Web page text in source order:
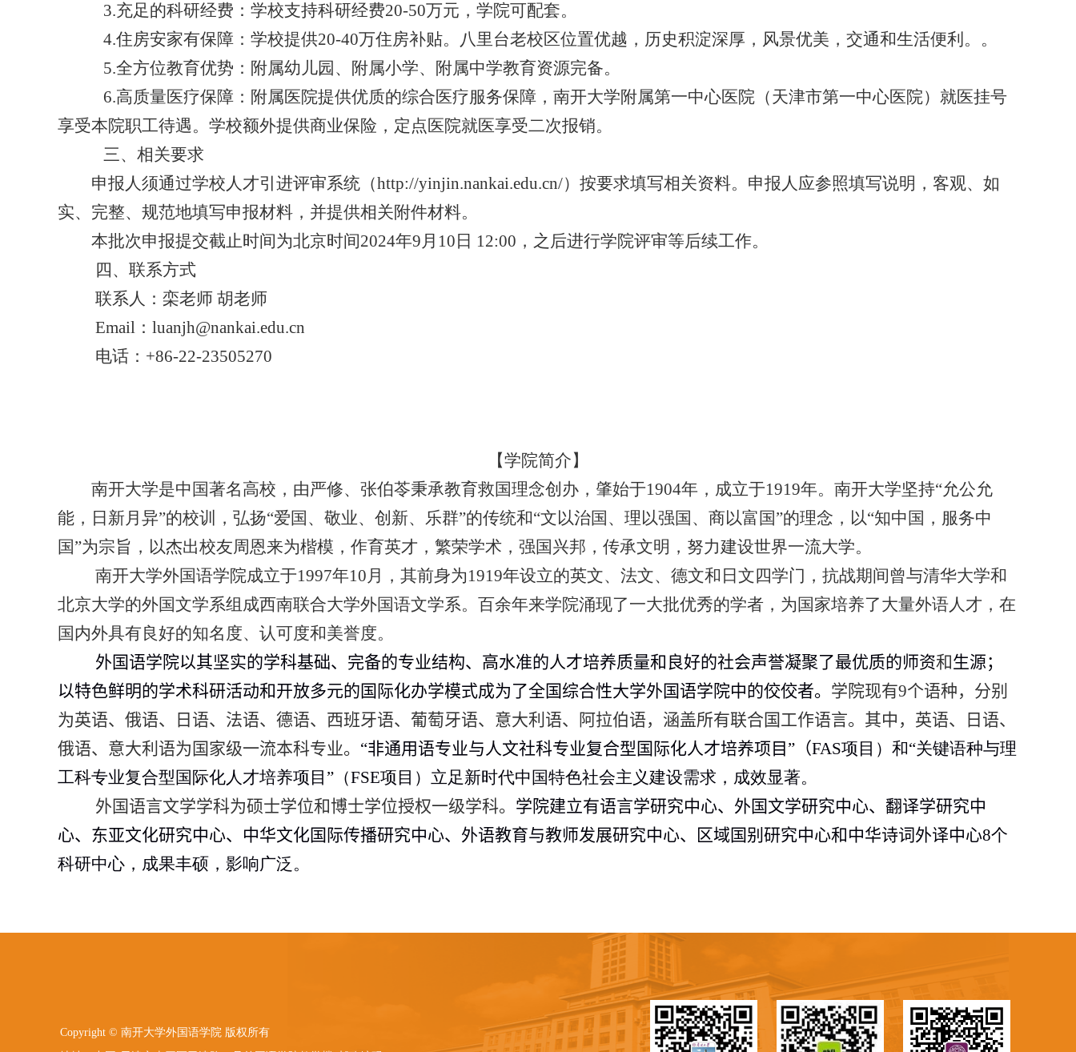
3.充足的科研经费：学校支持科研经费20-50万元，学院可配套。
4.住房安家有保障：学校提供20-40万住房补贴。八里台老校区位置优越，历史积淀深厚，风景优美，交通和生活便利。。
5.全方位教育优势：附属幼儿园、附属小学、附属中学教育资源完备。
6.高质量医疗保障：附属医院提供优质的综合医疗服务保障，南开大学附属第一中心医院（天津市第一中心医院）就医挂号
享受本院职工待遇。学校额外提供商业保险，定点医院就医享受二次报销。
三、相关要求
申报人须通过学校人才引进评审系统（http://yinjin.nankai.edu.cn/）按要求填写相关资料。申报人应参照填写说明，客观、如
实、完整、规范地填写申报材料，并提供相关附件材料。
本批次申报提交截止时间为北京时间2024年9月 10 日 12:00 ，之后进行学院评审等后续工作。
四、联系方式
联系人：栾老师 胡老师
Email ：luanjh@nankai.edu.cn
电话： +86-22-23505270
【学院简介】
南开大学是中国著名高校，由严修、张伯苓秉承教育救国理念创办，肇始于1904年，成立于1919年。南开大学坚持“允公允
能，日新月异”的校训，弘扬“爱国、敬业、创新、乐群”的传统和“文以治国、理以强国、商以富国”的理念，以“知中国，服务中
国”为宗旨，以杰出校友周恩来为楷模，作育英才，繁荣学术，强国兴邦，传承文明，努力建设世界一流大学。
南开大学外国语学院成立于1997年10月，其前身为1919年设立的英文、法文、德文和日文四学门，抗战期间曾与清华大学和
北京大学的外国文学系组成西南联合大学外国语文学系。百余年来学院涌现了一大批优秀的学者，为国家培养了大量外语人才，在
国内外具有良好的知名度、认可度和美誉度。
外国语学院以其坚实的学科基础、完备的专业结构、高水准的人才培养质量和良好的社会声誉凝聚了最优质的师资和生源；
以特色鲜明的学术科研活动和开放多元的国际化办学模式成为了全国综合性大学外国语学院中的佼佼者。 学院现有9个语种，分别
为英语、俄语、日语、法语、德语、西班牙语、葡萄牙语、意大利语、阿拉伯语，涵盖所有联合国工作语言。其中，英语、日语、
俄语、意大利语为国家级一流本科专业。 “非通用语专业与人文社科专业复合型国际化人才培养项目”（FAS项目）和“关键语种与理
工科专业复合型国际化人才培养项目”（FSE项目）立足新时代中国特色社会主义建设需求，成效显著。
外国语言文学学科为硕士学位和博士学位授权一级学科。 学院建立有语言学研究中心、外国文学研究中心、翻译学研究中
心、东亚文化研究中心、中华文化国际传播研究中心、外语教育与教师发展研究中心、区域国别研究中心和中华诗词外译中心8个
科研中心，成果丰硕，影响广泛。
Copyright © 南开大学外国语学院 版权所有